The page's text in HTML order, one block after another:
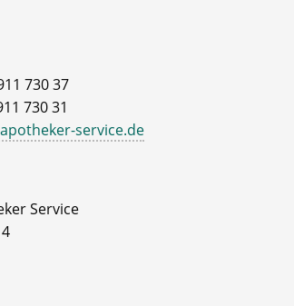
730 37
730 31
service.de
Service